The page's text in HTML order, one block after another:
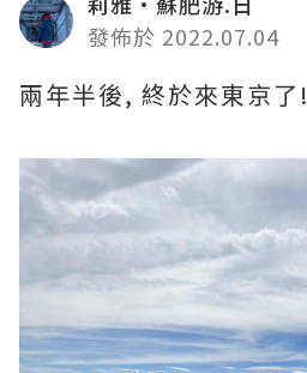
發佈於 2022.07.04
兩年半後, 終於來東京了!